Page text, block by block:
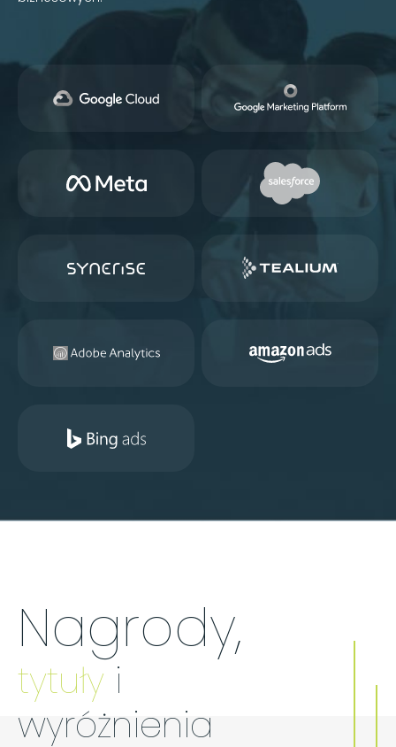
Nagrody,
tytuły i
wyróżnienia